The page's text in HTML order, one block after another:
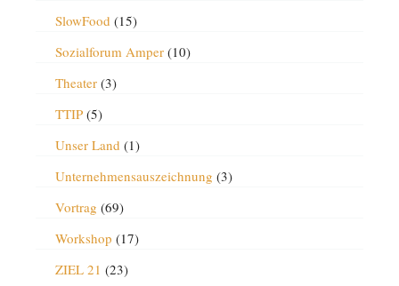
SlowFood (15)
Sozialforum Amper(10)
Theater(3)
TTIP(5)
Unser Land (1)
Unternehmensauszeichnung (3)
Vortrag (69)
Workshop (17)
ZIEL 21 (23)